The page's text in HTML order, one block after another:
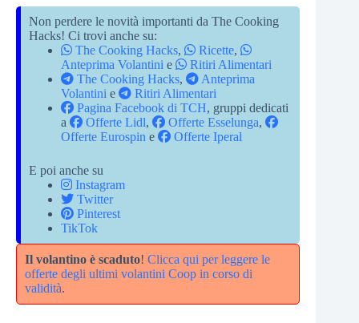
Non perdere le novità importanti da The Cooking
Hacks! Ci trovi anche su:
The Cooking Hacks, Ricette,
Anteprima Volantini e
Ritiri Alimentari
The Cooking Hacks,
Anteprima
Volantini e
Ritiri Alimentari
Pagina Facebook di TCH, gruppi dedicati
a
Offerte Lidl, Offerte Esselunga,
Offerte Eurospin e Offerte Iperal
E poi anche su
Instagram
Twitter
Pinterest
TikTok
Il volantino è scaduto! Clicca qui per leggere le
offerte degli ultimi volantini Coop in corso di
validità.